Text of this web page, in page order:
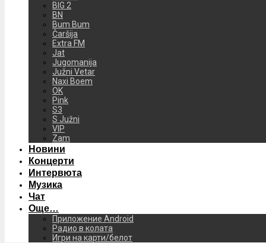
BIG 2
BN
Bum Bum
Čaršija
Extra FM
Jat
Jugomanija
Južni Vetar
Naxi Boem
OK
Pink
S3
S Južni
VIP
Zam
Новини
Концерти
Интервюта
Музика
Чат
Още…
Приложение Android
Радио в колата
Игри на карти/белот